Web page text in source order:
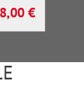
Preis:
€